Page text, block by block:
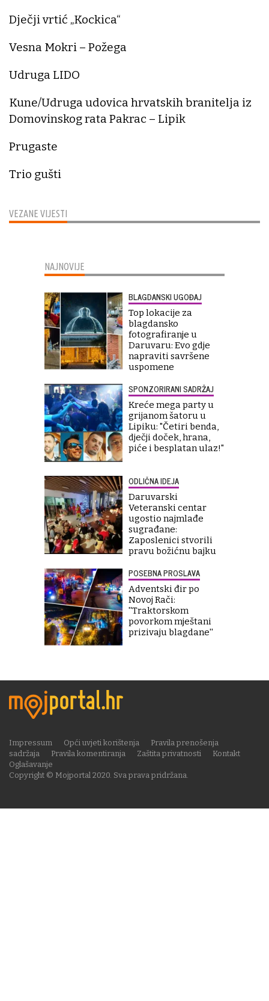
VEZANE VIJESTI
Dječji vrtić „Kockica“
Vesna Mokri – Požega
Udruga LIDO
Kune/Udruga udovica hrvatskih branitelja iz
Domovinskog rata Pakrac – Lipik
Prugaste
Trio gušti
NAJNOVIJE
BLAGDANSKI UGOĐAJ
Top lokacije za
blagdansko
fotografiranje u
Daruvaru: Evo gdje
napraviti savršene
uspomene
SPONZORIRANI SADRŽAJ
Kreće mega party u
grijanom šatoru u
Lipiku: "Četiri benda,
dječji doček, hrana,
piće i besplatan ulaz!"
ODLIČNA IDEJA
Daruvarski
Veteranski centar
ugostio najmlađe
sugrađane:
Zaposlenici stvorili
pravu božićnu bajku
POSEBNA PROSLAVA
Adventski đir po
Novoj Rači:
''Traktorskom
povorkom mještani
prizivaju blagdane''
Copyright © Mojportal 2020. Sva prava pridržana.
Impressum Opći uvjeti korištenja
Pravila prenošenja
sadržaja
Pravila komentiranja Zaštita privatnosti
Kontakt
Oglašavanje